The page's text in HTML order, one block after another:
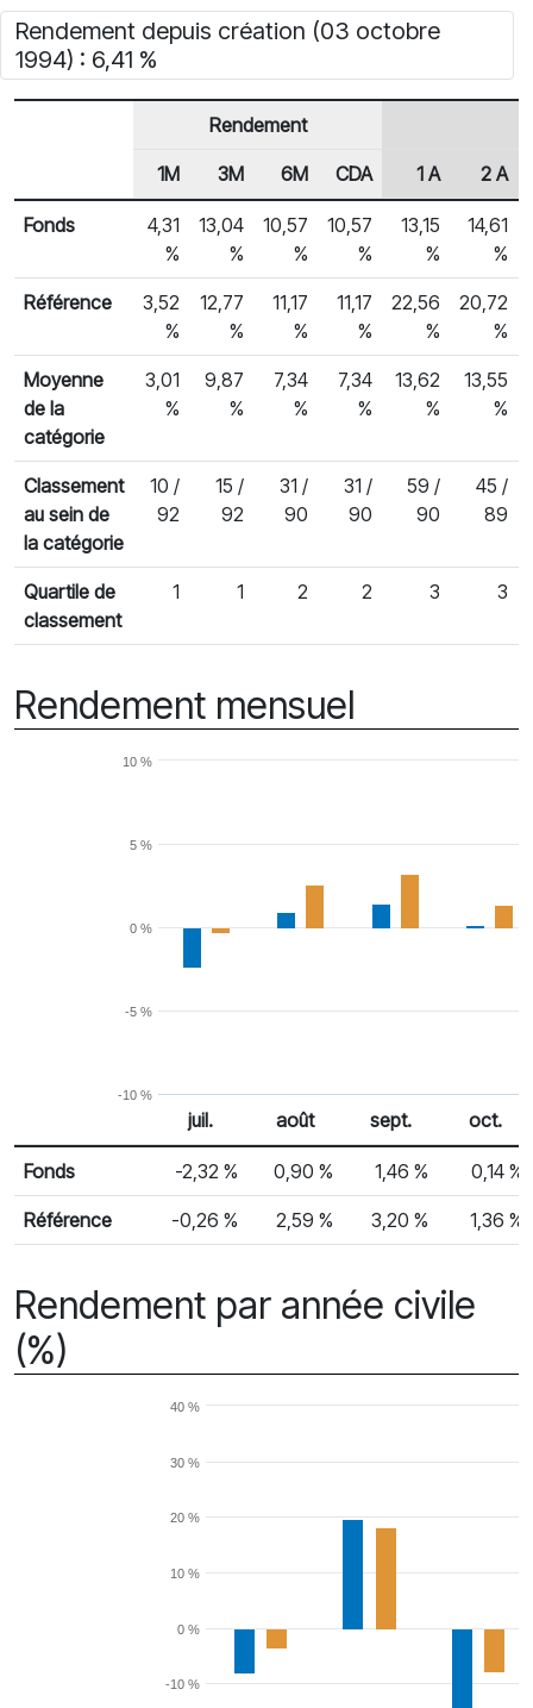
Rendement depuis création (03 octobre
1994) : 6,41 %
Rendements des fonds
En-tête de ligne
Rendement
1M 3M 6M CDA 1 A 2 A
Fonds
4,31
%
13,04
%
10,57
%
10,57
%
13,15
%
14,61
%
Référence
3,52
%
12,77
%
11,17
%
11,17
%
22,56
%
20,72
%
Moyenne
de la
catégorie
3,01
%
9,87
%
7,34
%
7,34
%
13,62
%
13,55
%
Classement
au sein de
la catégorie
10 /
92
15 /
92
31 /
90
31 /
90
59 /
90
45 /
89
Quartile de
classement
1 1 2 2 3 3
Rendement mensuel
-10 %
-5 %
0 %
5 %
10 %
Rendement mensuel
% Rendement
juil. août sept. oct.
Fonds -2,32 % 0,90 % 1,46 % 0,14 %
Référence -0,26 % 2,59 % 3,20 % 1,36 %
Rendement par année civile
(%)
-10 %
0 %
10 %
20 %
30 %
40 %